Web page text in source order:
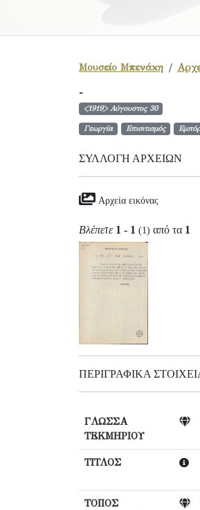
Μουσείο Μπενάκη
-
<1919> Αύγουστος 30
Γεωργία Επισιτισμός
ΣΥΛΛΟΓΉ ΑΡΧΕΊΩΝ
Αρχεία εικόνας
Βλέπετε 1 - 1 (1) από τα 1
ΠΕΡΙΓΡΑΦΙΚΆ
ΓΛΩΣΣΑ
ΤΕΚΜΗΡΙΟΥ
ΤΙΤΛΟΣ
ΤΟΠΟΣ